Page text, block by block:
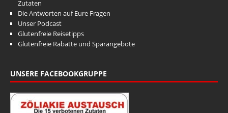
Zutaten
Die Antworten auf Eure Fragen
Unser Podcast
Glutenfreie Reisetipps
Glutenfreie Rabatte und Sparangebote
UNSERE FACEBOOKGRUPPE